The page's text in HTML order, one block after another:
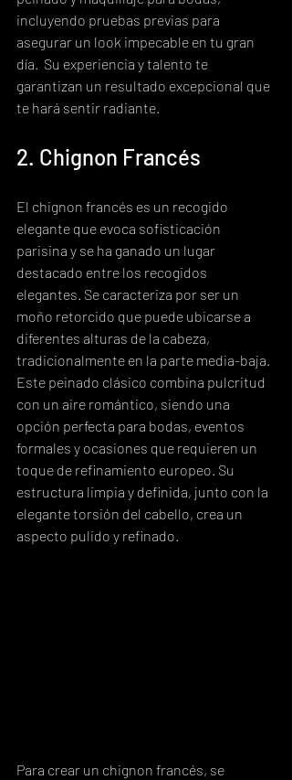
incluyendo pruebas previas para
asegurar un look impecable en tu gran
día.  Su experiencia y talento te
garantizan un resultado excepcional que
te hará sentir radiante.
2. Chignon Francés
El chignon francés es un recogido
elegante que evoca sofisticación
parisina y se ha ganado un lugar
destacado entre los recogidos
elegantes. Se caracteriza por ser un
moño retorcido que puede ubicarse a
diferentes alturas de la cabeza,
tradicionalmente en la parte media-baja.
Este peinado clásico combina pulcritud
con un aire romántico, siendo una
opción perfecta para bodas, eventos
formales y ocasiones que requieren un
toque de refinamiento europeo. Su
estructura limpia y definida, junto con la
elegante torsión del cabello, crea un
aspecto pulido y refinado.
Para crear un chignon francés, se